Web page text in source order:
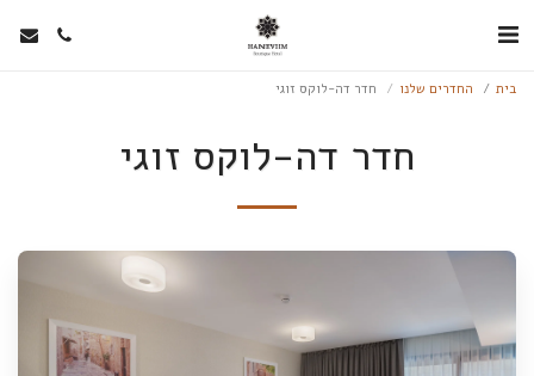
בית החדרים שלנו חדר דה-לוקס זוגי
חדר דה-לוקס זוגי